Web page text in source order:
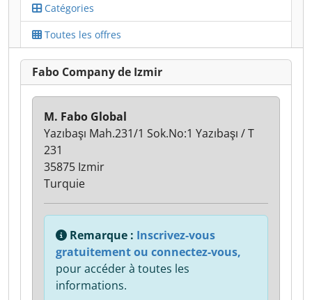
Catégories
Toutes les offres
Fabo Company de Izmir
M. Fabo Global
Yazıbaşı Mah.231/1 Sok.No:1 Yazıbaşı / T
231
35875 Izmir
Turquie
Remarque : Inscrivez-vous
gratuitement ou connectez-vous,
pour accéder à toutes les
informations.